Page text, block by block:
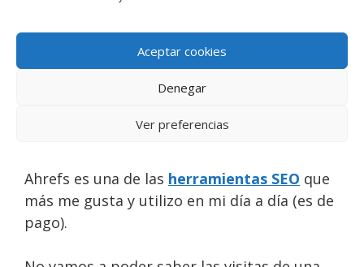
Aceptar cookies
Denegar
Ver preferencias
Ahrefs es una de las herramientas SEO que
más me gusta y utilizo en mi día a día (es de
pago).